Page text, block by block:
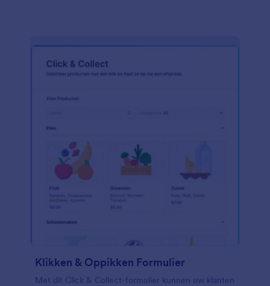
Klikken & Oppikken Formulier
Met dit Click & Collect-formulier kunnen uw klanten